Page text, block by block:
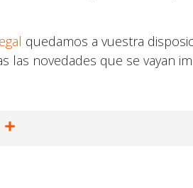
quedamos a vuestra
las novedades que se vayan